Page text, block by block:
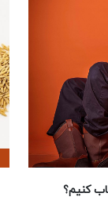
کنیم؟